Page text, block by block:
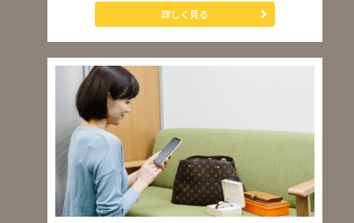
詳しく見る